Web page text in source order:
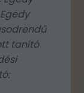
tanító